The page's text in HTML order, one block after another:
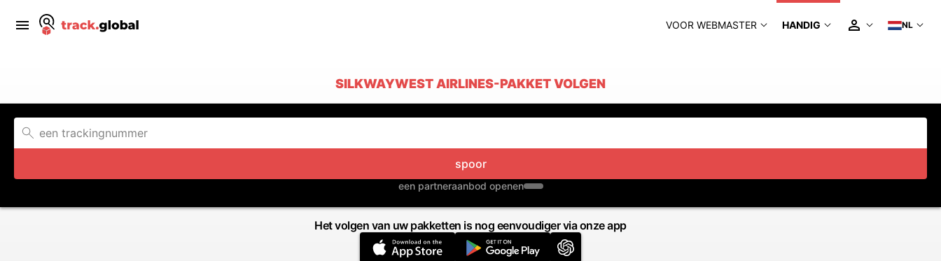
VOOR WEBMASTER HANDIG NL
SILKWAYWEST AIRLINES-PAKKET VOLGEN
spoor
een partneraanbod openen
Het volgen van uw pakketten is nog eenvoudiger via onze app